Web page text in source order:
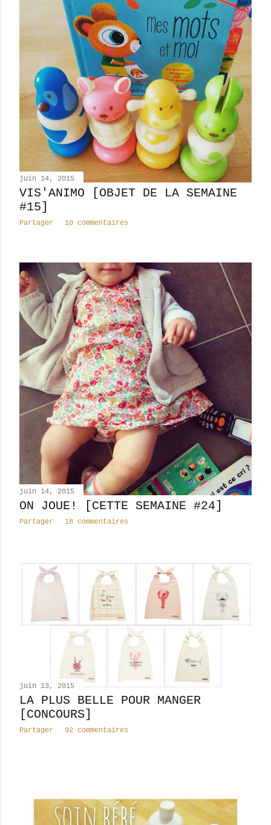
juin 14, 2015
VIS'ANIMO [OBJET DE LA SEMAINE
#15]
Partager 10 commentaires
juin 14, 2015
ON JOUE! [CETTE SEMAINE #24]
Partager 18 commentaires
juin 13, 2015
LA PLUS BELLE POUR MANGER
[CONCOURS]
Partager 92 commentaires